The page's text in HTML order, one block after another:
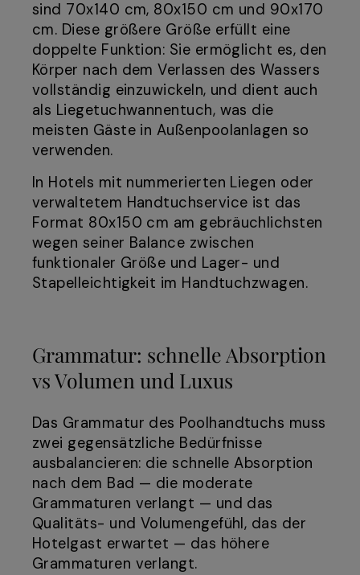
sind 70x140 cm, 80x150 cm und 90x170
cm. Diese größere Größe erfüllt eine
doppelte Funktion: Sie ermöglicht es, den
Körper nach dem Verlassen des Wassers
vollständig einzuwickeln, und dient auch
als Liegetuchwannentuch, was die
meisten Gäste in Außenpoolanlagen so
verwenden.
In Hotels mit nummerierten Liegen oder
verwaltetem Handtuchservice ist das
Format 80x150 cm am gebräuchlichsten
wegen seiner Balance zwischen
funktionaler Größe und Lager- und
Stapelleichtigkeit im Handtuchzwagen.
Grammatur: schnelle Absorption
vs Volumen und Luxus
Das Grammatur des Poolhandtuchs muss
zwei gegensätzliche Bedürfnisse
ausbalancieren: die schnelle Absorption
nach dem Bad — die moderate
Grammaturen verlangt — und das
Qualitäts- und Volumengefühl, das der
Hotelgast erwartet — das höhere
Grammaturen verlangt.